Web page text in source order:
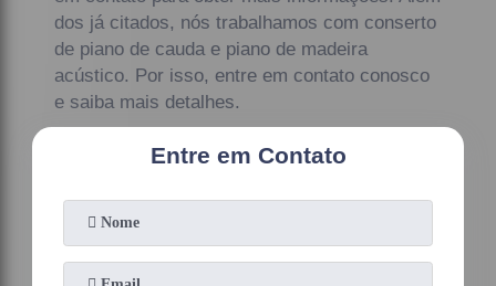
dos já citados, nós trabalhamos com conserto
de piano de cauda e piano de madeira
acústico. Por isso, entre em contato conosco
e saiba mais detalhes.
Entre em Contato